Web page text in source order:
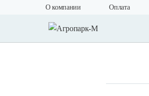
О компании Оплата